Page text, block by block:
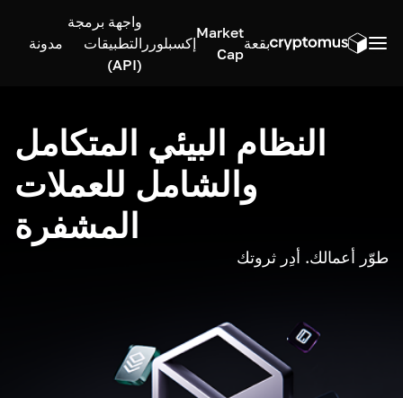
بقعة
Market
Cap
إكسبلورر
واجهة برمجة
التطبيقات
(API)
مدونة
النظام البيئي المتكامل
والشامل للعملات
المشفرة
طوّر أعمالك. أدِر ثروتك